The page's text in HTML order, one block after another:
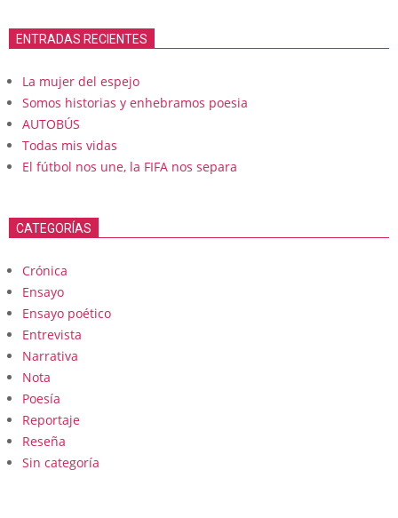
ENTRADAS RECIENTES
La mujer del espejo
Somos historias y enhebramos poesia
AUTOBÚS
Todas mis vidas
El fútbol nos une, la FIFA nos separa
CATEGORÍAS
Crónica
Ensayo
Ensayo poético
Entrevista
Narrativa
Nota
Poesía
Reportaje
Reseña
Sin categoría